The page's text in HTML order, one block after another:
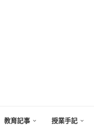
教育記事 授業手記